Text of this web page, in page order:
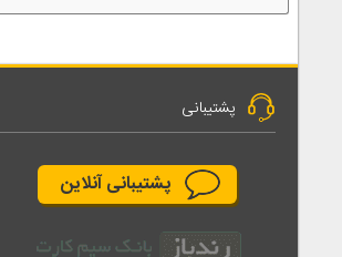
پشتیبانی
پشتیبانی آنلاین